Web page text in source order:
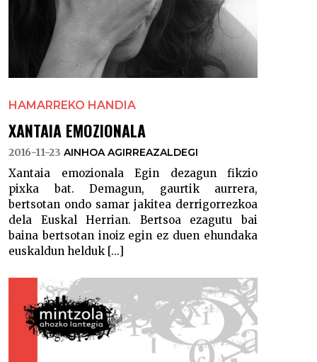
HAMARREKO HANDIA
XANTAIA EMOZIONALA
2016-11-23 AINHOA AGIRREAZALDEGI
Xantaia emozionala Egin dezagun fikzio
pixka bat. Demagun, gaurtik aurrera,
bertsotan ondo samar jakitea derrigorrezkoa
dela Euskal Herrian. Bertsoa ezagutu bai
baina bertsotan inoiz egin ez duen ehundaka
euskaldun helduk [...]